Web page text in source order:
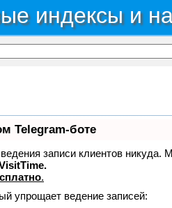
индексы и
Telegram-боте
записи клиентов
.
упрощает ведение записей: